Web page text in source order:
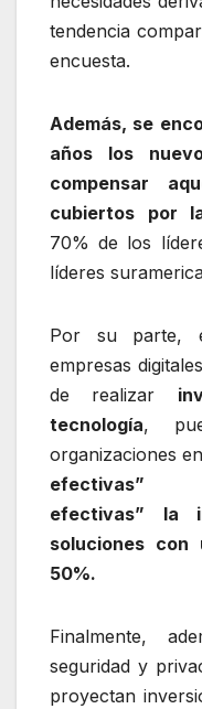
tendencia
encuesta.
Además, se
años los
compensar
cubiertos por
70% de los
líderes
Por su parte,
empresas
de realizar
tecnología,
organizaciones
efectivas”
efectivas” la
soluciones con
50%.
Finalmente,
seguridad y
proyectan